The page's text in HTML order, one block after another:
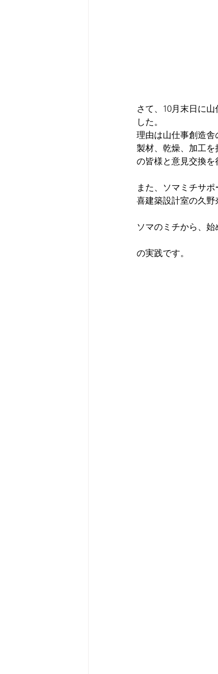
さて、10月末日に
した。
理由は山仕事創造舎
製材、乾燥、加工
の皆様と意見交換を
また、ソマミチサ
喜建築設計室の久野
ソマのミチから、始
の実践です。